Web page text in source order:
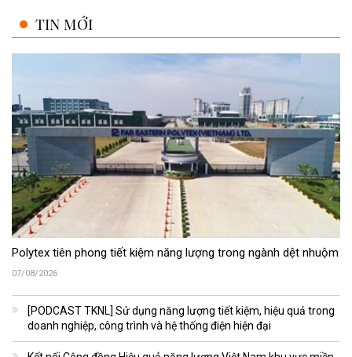
TIN MỚI
Polytex tiên phong tiết kiệm năng lượng trong ngành dệt nhuộm
07/08/2026
[PODCAST TKNL] Sử dụng năng lượng tiết kiệm, hiệu quả trong
doanh nghiệp, công trình và hệ thống điện hiện đại